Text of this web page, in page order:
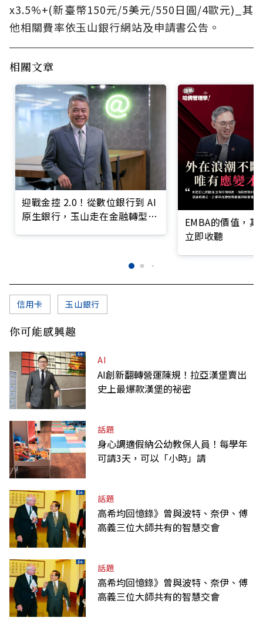
x3.5%+(新臺幣150元/5美元/550日圓/4歐元)_其
他相關費率依玉山銀行網站及申請書公告。
相關文章
迎戰金控 2.0！從數位銀行到 AI
原生銀行，玉山走在金融轉型最
EMBA的價值，
立即收聽
信用卡 玉山銀行
你可能感興趣
AI
AI創新翻轉營運陳規！拉亞漢堡賣出
史上最爆款漢堡的祕密
話題
身心調適假納公幼教保人員！每學年
可請3天，可以「小時」請
話題
高希均回憶錄》曾與波特、奈伊、傅
高義三位大師共有的智慧交會
話題
高希均回憶錄》曾與波特、奈伊、傅
高義三位大師共有的智慧交會